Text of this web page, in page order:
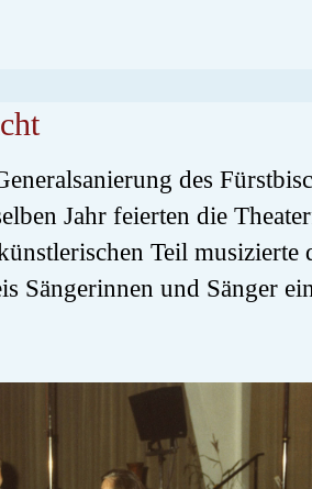
des
Jahr feierten die
Teil musizierte
Sängerinnen und Sänger